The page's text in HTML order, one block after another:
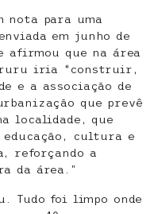
nota para uma
em junho de
afirmou que na área
iria “construir,
e a associação de
que prevê
localidade, que
cultura e
reforçando a
da área.”
Tudo foi limpo onde